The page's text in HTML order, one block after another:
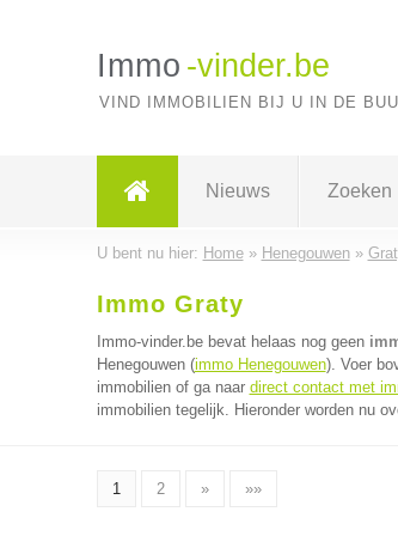
Immo -vinder.be
VIND IMMOBILIEN BIJ U IN DE
Nieuws Zoeken
U bent nu hier: Home» Henegouwen»
Immo Graty
Immo-vinder.be bevat helaas nog geen
Henegouwen (immo Henegouwen). Voer
immobilien of ga naar direct contact met
immobilien tegelijk. Hieronder worden nu
1 2 » »»